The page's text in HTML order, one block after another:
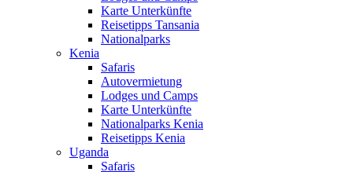
Karte Unterkünfte
Reisetipps Tansania
Nationalparks
Kenia
Safaris
Autovermietung
Lodges und Camps
Karte Unterkünfte
Nationalparks Kenia
Reisetipps Kenia
Uganda
Safaris